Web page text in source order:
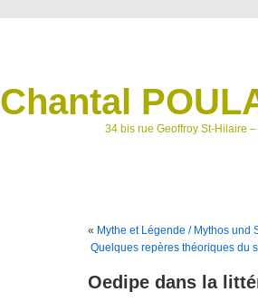
Chantal
34 bis rue Geoffroy St-Hilaire
« Mythe et Légende / Mythos und
Quelques repères théoriques du
Oedipe dans la